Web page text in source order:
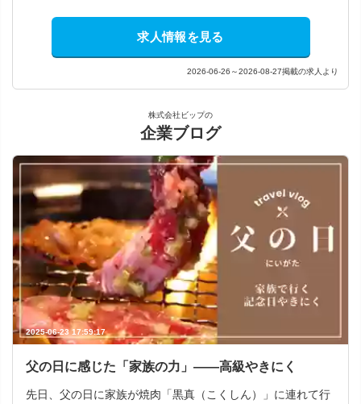
求人情報を見る
2026-06-26～2026-08-27掲載の求人より
株式会社ビップの
企業ブログ
2025-06-23 17:59:17
父の日に感じた「家族の力」――高級やきにく
先日、父の日に家族が焼肉「黒真（こくしん）」に連れて行